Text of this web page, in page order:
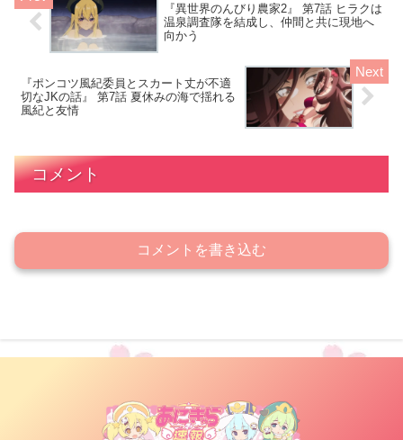
『異世界のんびり農家2』 第7話 ヒラクは
温泉調査隊を結成し、仲間と共に現地へ
向かう
『ポンコツ風紀委員とスカート丈が不適
切なJKの話』 第7話 夏休みの海で揺れる
風紀と友情
コメント
コメントを書き込む